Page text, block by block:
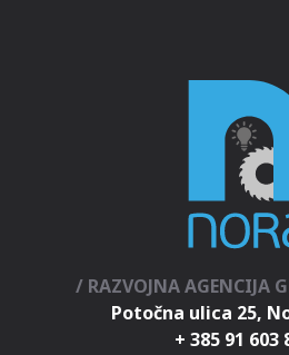
/ RAZVOJNA AGENCIJA
Potočna ulica 25,
+ 385 91 603